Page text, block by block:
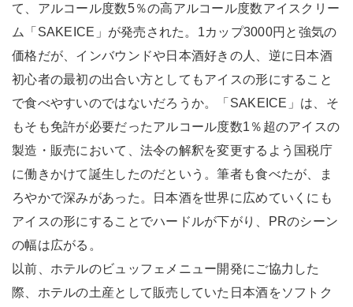
て、アルコール度数5％の高アルコール度数アイスクリー
ム「SAKEICE」が発売された。1カップ3000円と強気の
価格だが、インバウンドや日本酒好きの人、逆に日本酒
初心者の最初の出合い方としてもアイスの形にすること
で食べやすいのではないだろうか。「SAKEICE」は、そ
もそも免許が必要だったアルコール度数1％超のアイスの
製造・販売において、法令の解釈を変更するよう国税庁
に働きかけて誕生したのだという。筆者も食べたが、ま
ろやかで深みがあった。日本酒を世界に広めていくにも
アイスの形にすることでハードルが下がり、PRのシーン
の幅は広がる。
以前、ホテルのビュッフェメニュー開発にご協力した
際、ホテルの土産として販売していた日本酒をソフトク